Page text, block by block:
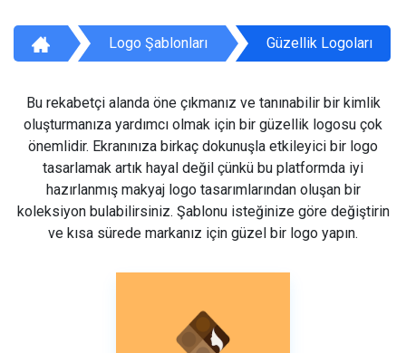
Logo Şablonları Güzellik Logoları
Bu rekabetçi alanda öne çıkmanız ve tanınabilir bir kimlik
oluşturmanıza yardımcı olmak için bir güzellik logosu çok
önemlidir. Ekranınıza birkaç dokunuşla etkileyici bir logo
tasarlamak artık hayal değil çünkü bu platformda iyi
hazırlanmış makyaj logo tasarımlarından oluşan bir
koleksiyon bulabilirsiniz. Şablonu isteğinize göre değiştirin
ve kısa sürede markanız için güzel bir logo yapın.